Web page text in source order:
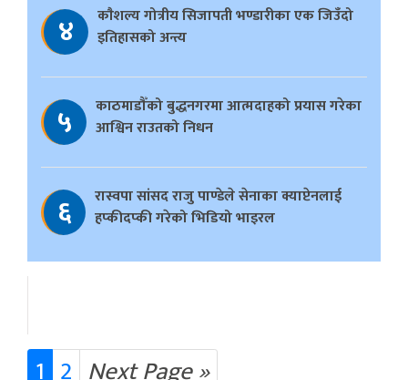
४
काैशल्य गोत्रीय सिजापती भण्डारीका एक जिउँदो
इतिहासको अन्त्य
५
काठमाडौँको बुद्धनगरमा आत्मदाहको प्रयास गरेका
आश्विन राउतको निधन
६
रास्वपा सांसद राजु पाण्डेले सेनाका क्याप्टेनलाई
हप्कीदप्की गरेको भिडियो भाइरल
1 2 Next Page »